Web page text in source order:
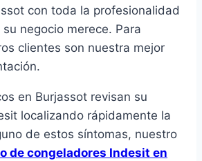
con toda la profesionalidad
negocio merece. Para
clientes son nuestra mejor
en Burjassot revisan su
localizando rápidamente la
de estos síntomas, nuestro
de congeladores Indesit en